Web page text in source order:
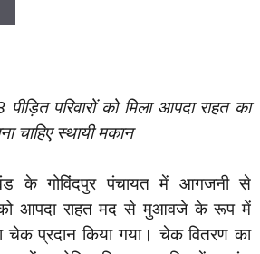
परिवारों को मिला आपदा राहत का
चाहिए स्थायी मकान
के गोविंदपुर पंचायत में आगजनी से
को आपदा राहत मद से मुआवजे के रूप में
प्रदान किया गया। चेक वितरण का